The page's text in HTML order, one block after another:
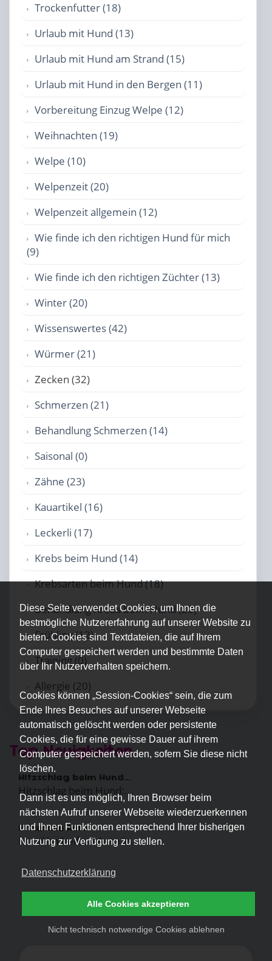
Diese Seite verwendet Cookies, um Ihnen die
bestmögliche Nutzererfahrung auf unserer Website zu
bieten. Cookies sind Textdateien, die auf Ihrem
Computer gespeichert werden und bestimmte Daten
über Ihr Nutzerverhalten speichern.
Cookies können „Session-Cookies“ sein, die zum
Ende Ihres Besuches auf unserer Webseite
automatisch gelöscht werden oder persistente
Cookies, die für eine gewisse Dauer auf ihrem
Computer gespeichert werden, sofern Sie diese nicht
löschen.
Dann ist es uns möglich, Ihren Browser beim
nächsten Aufruf unserer Webseite wiederzuerkennen
und Ihnen Funktionen entsprechend Ihrer bisherigen
Nutzung zur Verfügung zu stellen.
Datenschutzerklärung
Nicht technisch notwendige Cookies ablehnen
Alle Cookies akzeptieren
Trockenfutter (18)
Urlaub mit Hund (13)
Urlaub mit Hund am Strand (15)
Urlaub mit Hund in den Bergen (11)
Vorbereitung Einzug Welpe (12)
Weihnachten (19)
Welpe (10)
Welpenzeit (20)
Welpenzeit allgemein (12)
Wie finde ich den richtigen Hund für mich
(9)
Wie finde ich den richtigen Züchter (13)
Winter (20)
Wissenswertes (42)
Würmer (21)
Zecken (32)
Schmerzen (21)
Behandlung Schmerzen (14)
Saisonal (0)
Zähne (23)
Kauartikel (16)
Leckerli (17)
Krebs beim Hund (14)
Krebsarten beim Hund (18)
Behandlung Krebs beim Hund (20)
Frühling (12)
Training (0)
Allergie (20)
Top Neuigkeiten
Hitzschlag beim Hund...
Hitzschlag beim Hund:...
Hitzefalle Auto
Hund im heißen Auto in...